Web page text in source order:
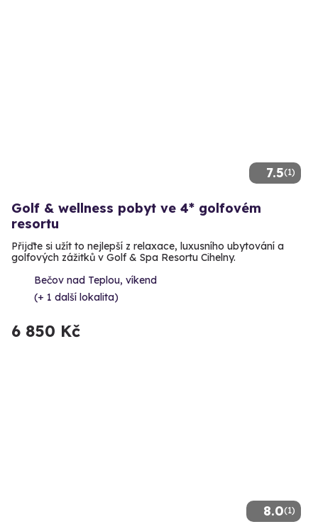
7.5(1)
Golf & wellness pobyt ve 4* golfovém
resortu
Přijďte si užít to nejlepší z relaxace, luxusního ubytování a
golfových zážitků v Golf & Spa Resortu Cihelny.
Bečov nad Teplou, víkend
(+ 1 další lokalita)
6 850 Kč
8.0(1)